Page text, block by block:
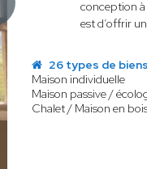
conception à
est d’offrir
26 types de
Maison individuelle
Maison passive /
Chalet / Maison en